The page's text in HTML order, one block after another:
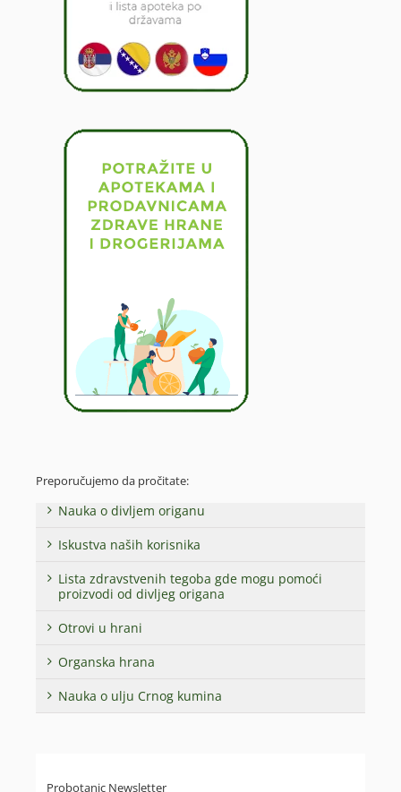
Preporučujemo da pročitate:
Nauka o divljem origanu
Iskustva naših korisnika
Lista zdravstvenih tegoba gde mogu pomoći
proizvodi od divljeg origana
Otrovi u hrani
Organska hrana
Nauka o ulju Crnog kumina
Probotanic Newsletter